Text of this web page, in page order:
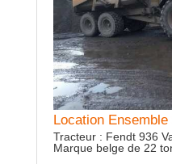
Location
Tracteur : Fendt 936
Marque belge de 22